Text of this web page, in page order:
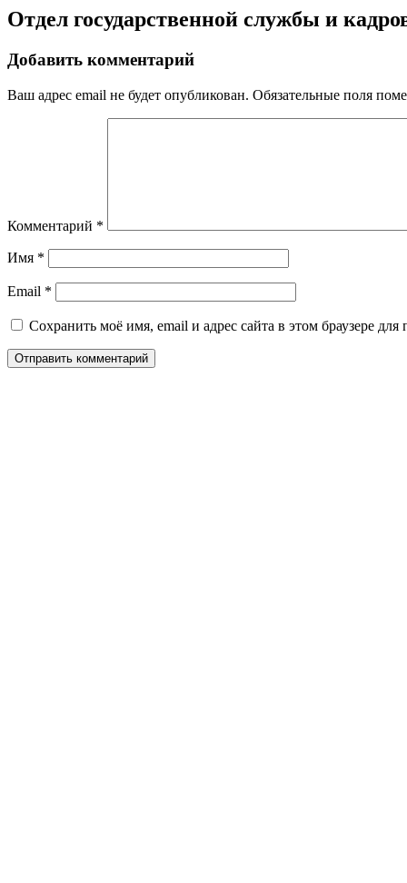
Отдел государственной службы и
Добавить комментарий
Ваш адрес email не будет опубликован. Обязательные поля
Комментарий *
Имя *
Email *
Сохранить моё имя, email и адрес сайта в этом браузере